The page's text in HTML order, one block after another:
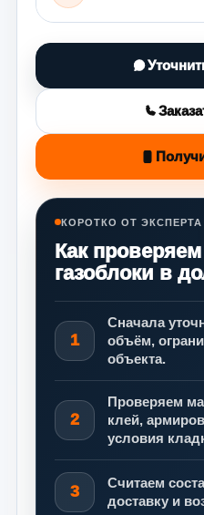
КОРОТКО ОТ ЭКСПЕРТА
Как
газоблоки в
1
Сначала
объём,
объекта.
2
Проверяем
клей,
условия
3
Считаем
доставку и